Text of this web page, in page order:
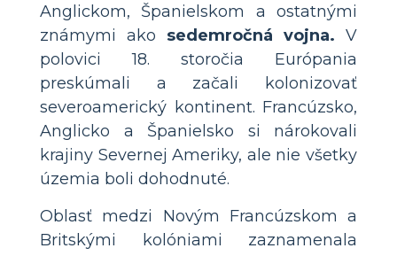
Anglickom, Španielskom a ostatnými
známymi ako sedemročná vojna. V
polovici 18. storočia Európania
preskúmali a začali kolonizovať
severoamerický kontinent. Francúzsko,
Anglicko a Španielsko si nárokovali
krajiny Severnej Ameriky, ale nie všetky
územia boli dohodnuté.
Oblasť medzi Novým Francúzskom a
Britskými kolóniami zaznamenala